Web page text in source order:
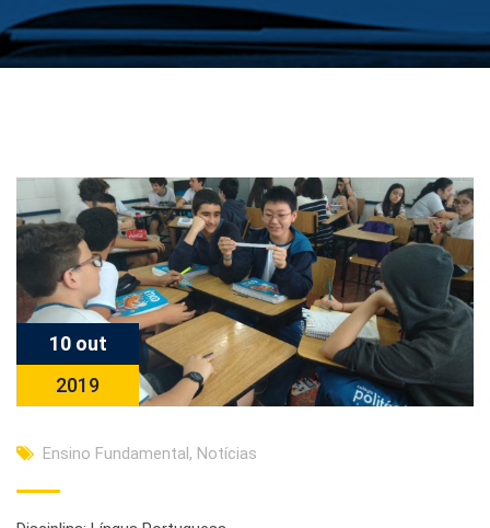
10 out
2019
Ensino Fundamental, Notícias